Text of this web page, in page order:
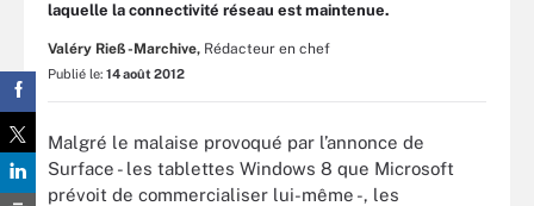
laquelle la connectivité réseau est maintenue.
Valéry Rieß-Marchive, Rédacteur en chef
Publié le: 14 août 2012
Malgré le malaise provoqué par l’annonce de
Surface - les tablettes Windows 8 que Microsoft
prévoit de commercialiser lui-même -, les